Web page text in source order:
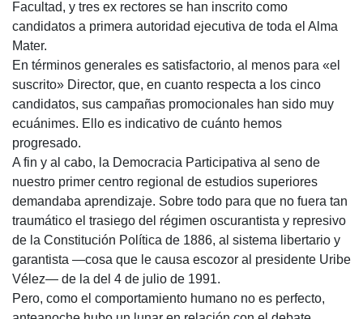
Facultad, y tres ex rectores se han inscrito como
candidatos a primera autoridad ejecutiva de toda el Alma
Mater.
En términos generales es satisfactorio, al menos para «el
suscrito» Director, que, en cuanto respecta a los cinco
candidatos, sus campañas promocionales han sido muy
ecuánimes. Ello es indicativo de cuánto hemos
progresado.
A fin y al cabo, la Democracia Participativa al seno de
nuestro primer centro regional de estudios superiores
demandaba aprendizaje. Sobre todo para que no fuera tan
traumático el trasiego del régimen oscurantista y represivo
de la Constitución Política de 1886, al sistema libertario y
garantista —cosa que le causa escozor al presidente Uribe
Vélez— de la del 4 de julio de 1991.
Pero, como el comportamiento humano no es perfecto,